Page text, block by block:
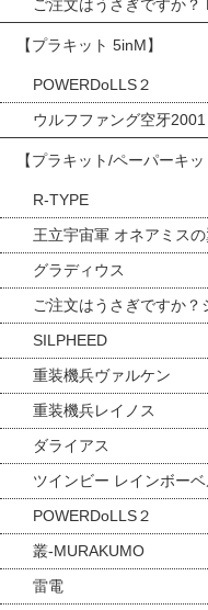
ご注文はうさぎですか？
【プラキット 5inM】
POWERDoLLS２
ウルフファング空牙2001
【プラキット/ペーパーキッ
R-TYPE
王立宇宙軍 オネアミスの
グラディウス
ご注文はうさぎですか？
SILPHEED
重装機兵ヴァルケン
重装機兵レイノス
ダライアス
ツインビー レインボー
POWERDoLLS２
叢-MURAKUMO
雷電